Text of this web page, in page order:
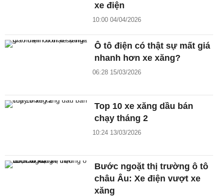
xe điện
10:00 04/04/2026
Ô tô điện có thật sự mất giá
nhanh hơn xe xăng?
06:28 15/03/2026
Top 10 xe xăng dầu bán
chạy tháng 2
10:24 13/03/2026
Bước ngoặt thị trường ô tô
châu Âu: Xe điện vượt xe
xăng